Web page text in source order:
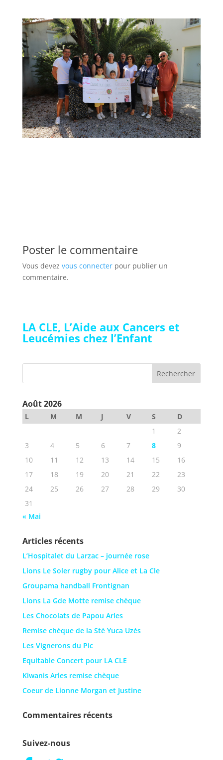
Poster le commentaire
Vous devez vous connecterpour publier un
commentaire.
LA CLE, L’Aide aux Cancers et
Leucémies chez l’Enfant
Août 2026
L M M J V S
D
1
2
3
4 5 6 7 8
9
10
11 12 13 14 15
16
17
18 19 20 21 22
23
24
25 26 27 28 29
30
31
« Mai
Articles récents
L’Hospitalet du Larzac – journée rose
Lions Le Soler rugby pour Alice et La Cle
Groupama handball Frontignan
Lions La Gde Motte remise chèque
Les Chocolats de Papou Arles
Remise chèque de la Sté Yuca Uzès
Les Vignerons du Pic
Equitable Concert pour LA CLE
Kiwanis Arles remise chèque
Coeur de Lionne Morgan et Justine
Commentaires récents
Suivez-nous